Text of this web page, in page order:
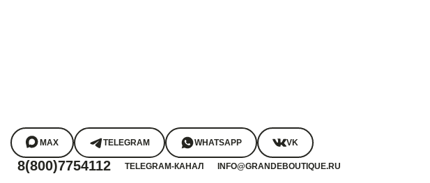
MAX TELEGRAM WHATSAPP VK
8(800)7754112 TELEGRAM-КАНАЛ INFO@GRANDEBOUTIQUE.RU